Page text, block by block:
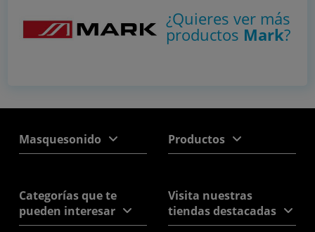
¿Quieres ver más
productos Mark?
Masquesonido Productos
Categorías que te
pueden interesar
Visita nuestras
tiendas destacadas